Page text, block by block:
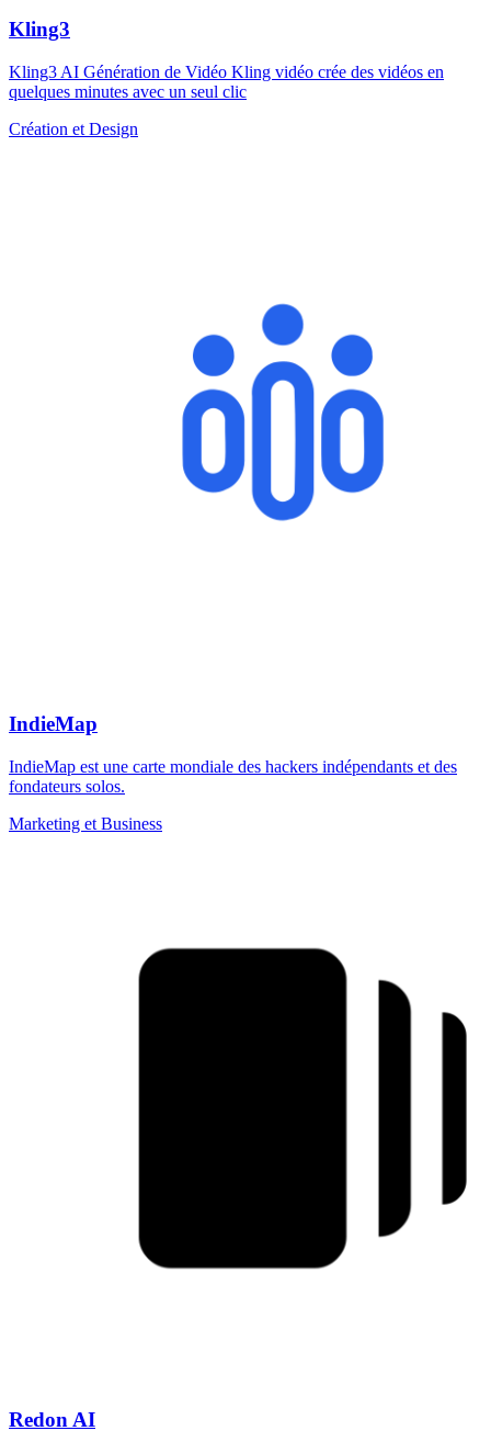
Kling3
Kling3 AI Génération de Vidéo Kling vidéo crée des vidéos en
quelques minutes avec un seul clic
Création et Design
IndieMap
IndieMap est une carte mondiale des hackers indépendants et des
fondateurs solos.
Marketing et Business
Redon AI